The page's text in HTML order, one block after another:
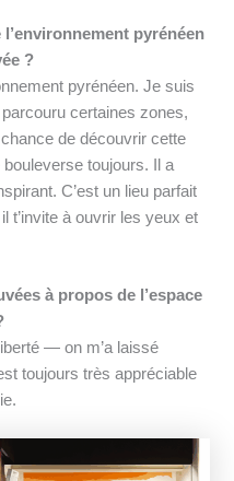
pyrénéen
?
pyrénéen. Je suis
certaines zones,
de découvrir cette
toujours. Il a
C’est un lieu parfait
t’invite à ouvrir les yeux et
à propos de l’espace
— on m’a laissé
toujours très appréciable